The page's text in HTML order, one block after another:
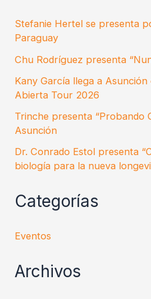
Stefanie Hertel se presenta
Paraguay
Chu Rodríguez presenta
Kany García llega a
Abierta Tour 2026
Trinche presenta “Probando
Asunción
Dr. Conrado Estol presenta
biología para la nueva
Categorías
Eventos
Archivos